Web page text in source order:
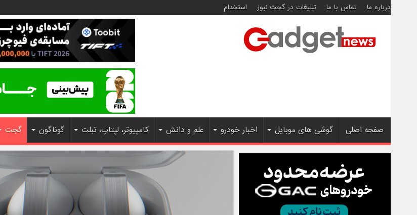
درباره ما تماس با ما تبلیغات در گجت نیوز استخدام
صفحه اصلی گوشی های موبایل اخبار خودرو علم و دانش کامپیوتر، لپتاپ، تبلت گوناگون گجت